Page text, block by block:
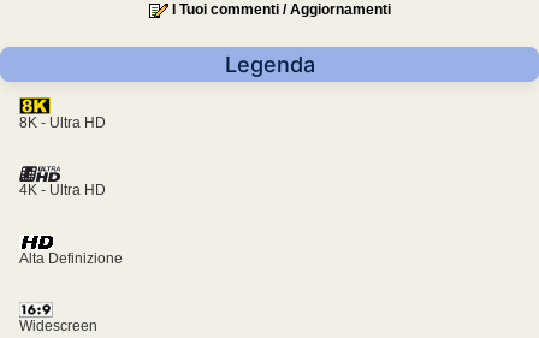
I Tuoi commenti / Aggiornamenti
Legenda
8K - Ultra HD
4K - Ultra HD
Alta Definizione
Widescreen